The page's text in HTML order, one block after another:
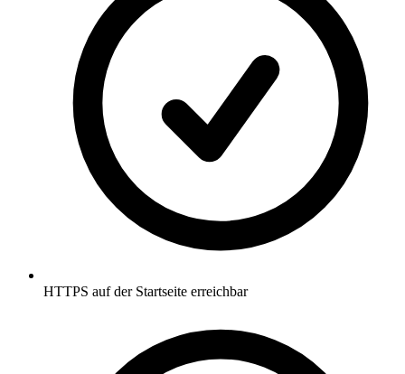
HTTPS auf der Startseite erreichbar